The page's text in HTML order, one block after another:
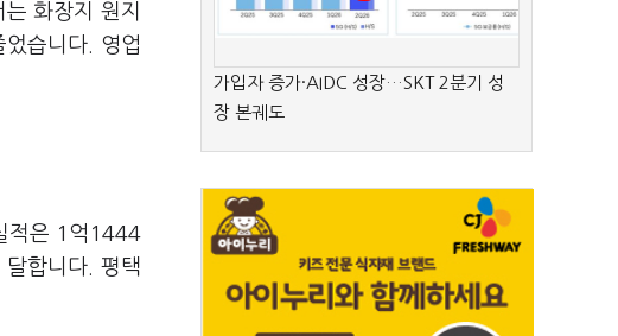
화장지 원지
습니다. 영업
적은 1억1444
합니다. 평택
가입자 증가·AIDC 성장…SKT 2분기 성
장 본궤도